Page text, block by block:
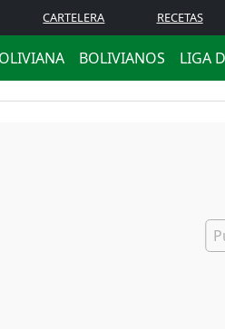
CARTELERA RECETAS
BOLIVIANOS LIGA